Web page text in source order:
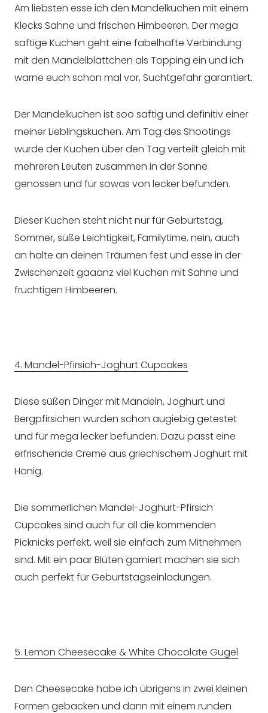
Am liebsten esse ich den Mandelkuchen mit einem
Klecks Sahne und frischen Himbeeren. Der mega
saftige Kuchen geht eine fabelhafte Verbindung
mit den Mandelblättchen als Topping ein und ich
warne euch schon mal vor, Suchtgefahr garantiert.
Der Mandelkuchen ist soo saftig und definitiv einer
meiner Lieblingskuchen. Am Tag des Shootings
wurde der Kuchen über den Tag verteilt gleich mit
mehreren Leuten zusammen in der Sonne
genossen und für sowas von lecker befunden.
Dieser Kuchen steht nicht nur für Geburtstag,
Sommer, süße Leichtigkeit, Familytime, nein, auch
an halte an deinen Träumen fest und esse in der
Zwischenzeit gaaanz viel Kuchen mit Sahne und
fruchtigen Himbeeren.
4. Mandel-Pfirsich-Joghurt Cupcakes
Diese süßen Dinger mit Mandeln, Joghurt und
Bergpfirsichen wurden schon augiebig getestet
und für mega lecker befunden. Dazu passt eine
erfrischende Creme aus griechischem Joghurt mit
Honig.
Die sommerlichen Mandel-Joghurt-Pfirsich
Cupcakes sind auch für all die kommenden
Picknicks perfekt, weil sie einfach zum Mitnehmen
sind. Mit ein paar Blüten garniert machen sie sich
auch perfekt für Geburtstagseinladungen.
5. Lemon Cheesecake & White Chocolate Gugel
Den Cheesecake habe ich übrigens in zwei kleinen
Formen gebacken und dann mit einem runden